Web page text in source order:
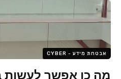
אבטחת מידע - CYBER
מה כן אפשר